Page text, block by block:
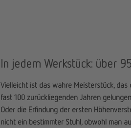
In jedem Werkstück: über
Vielleicht ist das wahre Meisterstück,
fast 100 zurückliegenden Jahren
Oder die Erfindung der ersten
nicht ein bestimmter Stuhl, obwohl man